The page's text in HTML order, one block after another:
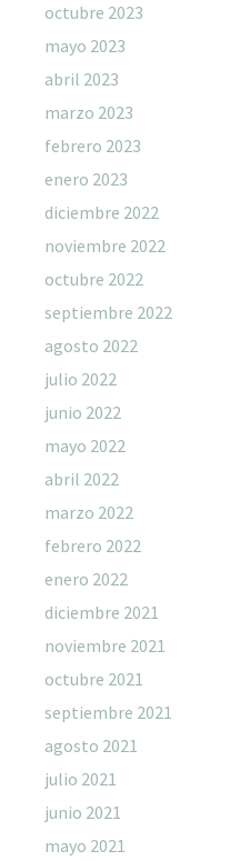
octubre 2023
mayo 2023
abril 2023
marzo 2023
febrero 2023
enero 2023
diciembre 2022
noviembre 2022
octubre 2022
septiembre 2022
agosto 2022
julio 2022
junio 2022
mayo 2022
abril 2022
marzo 2022
febrero 2022
enero 2022
diciembre 2021
noviembre 2021
octubre 2021
septiembre 2021
agosto 2021
julio 2021
junio 2021
mayo 2021